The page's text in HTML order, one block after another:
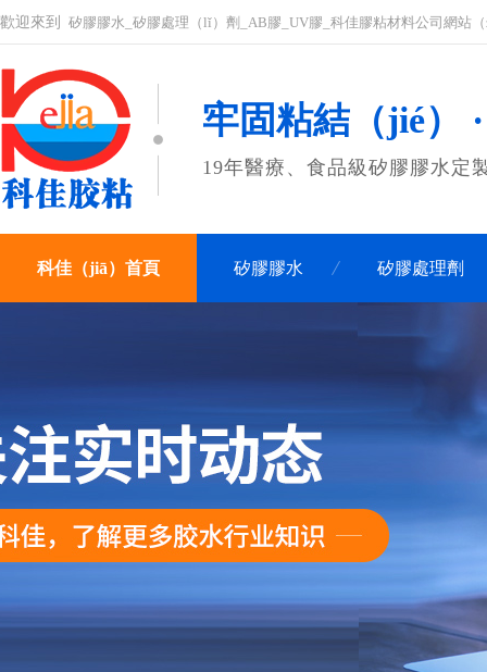
歡迎來到 矽膠膠水_矽膠處理（lǐ）劑_AB膠_UV膠_科佳膠粘材料公司網站（
牢固粘結（jié）
19年醫療、食品級矽膠膠水定
科佳（jiā）首頁 矽膠膠水 矽膠處理劑